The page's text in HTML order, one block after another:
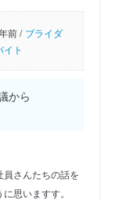
前 / ブライダ
ト
から
さんたちの話を
思いますす。